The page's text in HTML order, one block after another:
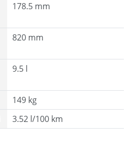
178.5 mm
820 mm
9.5 l
149 kg
3.52 l/100 km